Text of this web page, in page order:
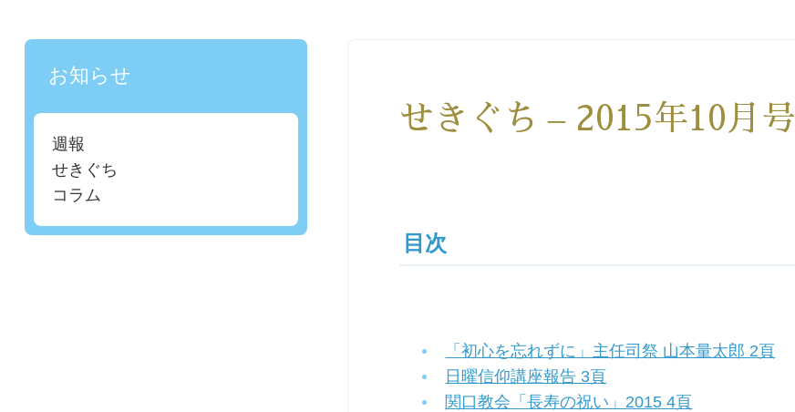
せきぐち – 2015年10月号
目次
「初心を忘れずに」主任司祭 山本量太郎 2頁
日曜信仰講座報告 3頁
関口教会「長寿の祝い」2015 4頁
お知らせ
週報
せきぐち
コラム